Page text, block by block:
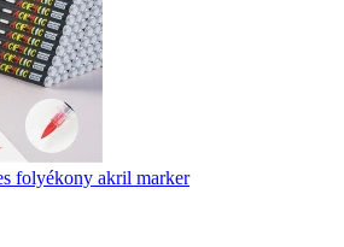
folyékony akril marker